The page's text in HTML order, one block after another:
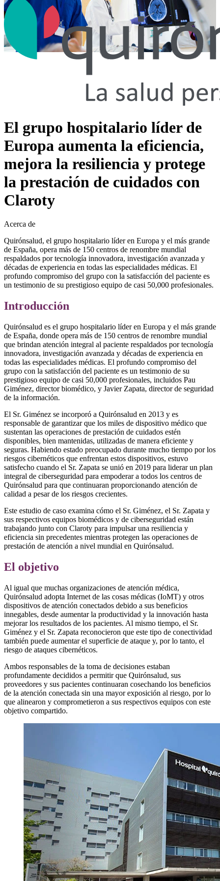
El grupo hospitalario líder de
Europa aumenta la eficiencia,
mejora la resiliencia y protege
la prestación de cuidados con
Claroty
Acerca de
Quirónsalud, el grupo hospitalario líder en Europa y el más grande
de España, opera más de 150 centros de renombre mundial
respaldados por tecnología innovadora, investigación avanzada y
décadas de experiencia en todas las especialidades médicas. El
profundo compromiso del grupo con la satisfacción del paciente es
un testimonio de su prestigioso equipo de casi 50,000 profesionales.
Introducción
Quirónsalud es el grupo hospitalario líder en Europa y el más grande
de España, donde opera más de 150 centros de renombre mundial
que brindan atención integral al paciente respaldados por tecnología
innovadora, investigación avanzada y décadas de experiencia en
todas las especialidades médicas. El profundo compromiso del
grupo con la satisfacción del paciente es un testimonio de su
prestigioso equipo de casi 50,000 profesionales, incluidos Pau
Giménez, director biomédico, y Javier Zapata, director de seguridad
de la información.
El Sr. Giménez se incorporó a Quirónsalud en 2013 y es
responsable de garantizar que los miles de dispositivo médico que
sustentan las operaciones de prestación de cuidados estén
disponibles, bien mantenidas, utilizadas de manera eficiente y
seguras. Habiendo estado preocupado durante mucho tiempo por los
riesgos cibernéticos que enfrentan estos dispositivos, estuvo
satisfecho cuando el Sr. Zapata se unió en 2019 para liderar un plan
integral de ciberseguridad para empoderar a todos los centros de
Quirónsalud para que continuaran proporcionando atención de
calidad a pesar de los riesgos crecientes.
Este estudio de caso examina cómo el Sr. Giménez, el Sr. Zapata y
sus respectivos equipos biomédicos y de ciberseguridad están
trabajando junto con Claroty para impulsar una resiliencia y
eficiencia sin precedentes mientras protegen las operaciones de
prestación de atención a nivel mundial en Quirónsalud.
El objetivo
Al igual que muchas organizaciones de atención médica,
Quirónsalud adopta Internet de las cosas médicas (IoMT) y otros
dispositivos de atención conectados debido a sus beneficios
innegables, desde aumentar la productividad y la innovación hasta
mejorar los resultados de los pacientes. Al mismo tiempo, el Sr.
Giménez y el Sr. Zapata reconocieron que este tipo de conectividad
también puede aumentar el superficie de ataque y, por lo tanto, el
riesgo de ataques cibernéticos.
Ambos responsables de la toma de decisiones estaban
profundamente decididos a permitir que Quirónsalud, sus
proveedores y sus pacientes continuaran cosechando los beneficios
de la atención conectada sin una mayor exposición al riesgo, por lo
que alinearon y comprometieron a sus respectivos equipos con este
objetivo compartido.